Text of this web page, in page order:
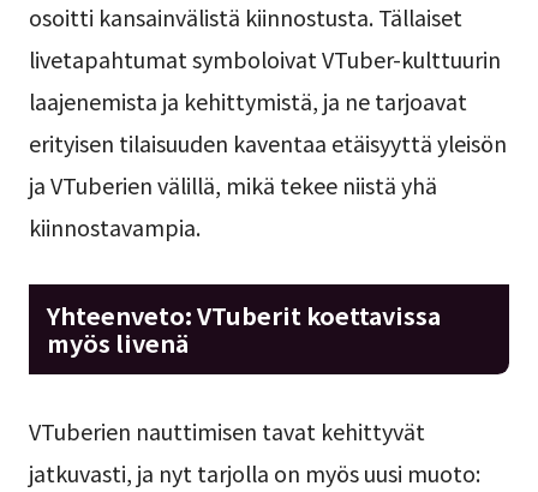
osoitti kansainvälistä kiinnostusta. Tällaiset
livetapahtumat symboloivat VTuber-kulttuurin
laajenemista ja kehittymistä, ja ne tarjoavat
erityisen tilaisuuden kaventaa etäisyyttä yleisön
ja VTuberien välillä, mikä tekee niistä yhä
kiinnostavampia.
Yhteenveto: VTuberit koettavissa
myös livenä
VTuberien nauttimisen tavat kehittyvät
jatkuvasti, ja nyt tarjolla on myös uusi muoto: